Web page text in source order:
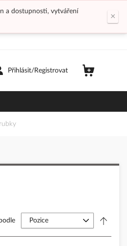
a dostupnosti, vytváření
×
Přihlásit/Registrovat